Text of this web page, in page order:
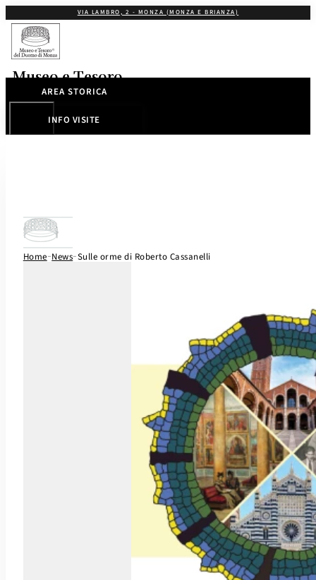
VIA LAMBRO, 2 - MONZA (MONZA E BRIANZA)
Museo e Tesoro
del Duomo di Monza
AREA STORICA
INFO VISITE
Home-News-Sulle orme di Roberto Cassanelli